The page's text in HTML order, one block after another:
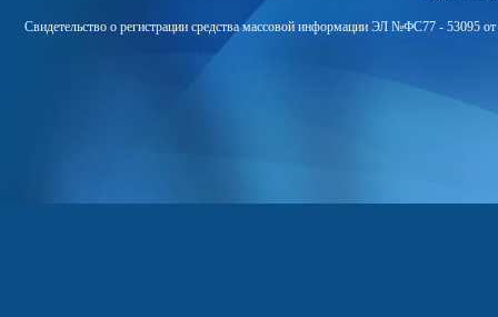
Свидетельство о регистрации средства массовой информации ЭЛ №ФС77 - 53095